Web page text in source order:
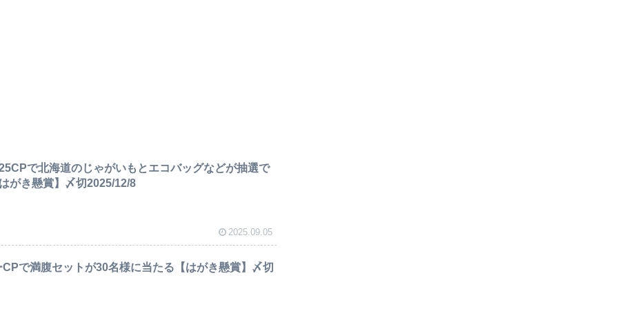
で北海道のじゃがいもとエコバッグなどが抽選で
がき懸賞】〆切2025/12/8
2025.09.05
で満腹セットが30名様に当たる【はがき懸賞】〆切